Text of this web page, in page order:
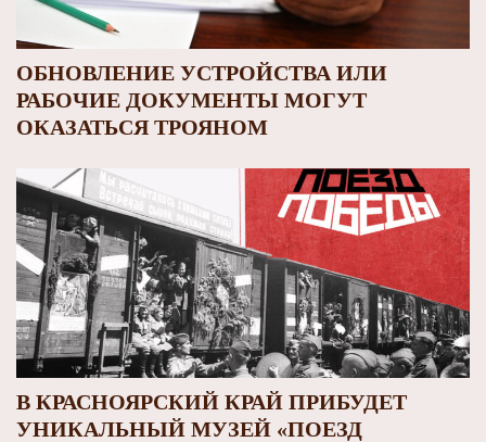
ОБНОВЛЕНИЕ УСТРОЙСТВА ИЛИ
РАБОЧИЕ ДОКУМЕНТЫ МОГУТ
ОКАЗАТЬСЯ ТРОЯНОМ
В КРАСНОЯРСКИЙ КРАЙ ПРИБУДЕТ
УНИКАЛЬНЫЙ МУЗЕЙ «ПОЕЗД